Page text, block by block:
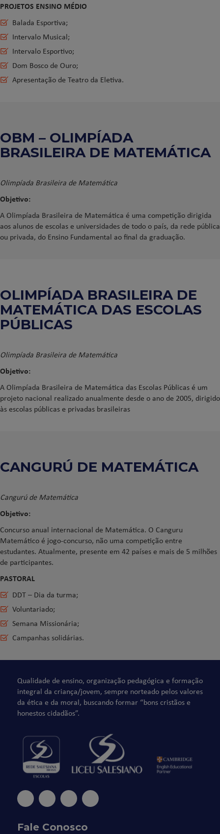
PROJETOS ENSINO MÉDIO
Balada Esportiva;
Intervalo Musical;
Intervalo Esportivo;
Dom Bosco de Ouro;
Apresentação de Teatro da Eletiva.
OBM – OLIMPÍADA
BRASILEIRA DE MATEMÁTICA
Olimpíada Brasileira de Matemática
Objetivo:
A Olimpíada Brasileira de Matemática é uma competição dirigida
aos alunos de escolas e universidades de todo o país, da rede pública
ou privada, do Ensino Fundamental ao final da graduação.
OLIMPÍADA BRASILEIRA DE
MATEMÁTICA DAS ESCOLAS
PÚBLICAS
Olimpíada Brasileira de Matemática
Objetivo:
A Olimpíada Brasileira de Matemática das Escolas Públicas é um
projeto nacional realizado anualmente desde o ano de 2005, dirigido
às escolas públicas e privadas brasileiras
CANGURÚ DE MATEMÁTICA
Cangurú de Matemática
Objetivo:
Concurso anual internacional de Matemática. O Canguru
Matemático é jogo-concurso, não uma competição entre
estudantes. Atualmente, presente em 42 países e mais de 5 milhões
de participantes.
PASTORAL
DDT – Dia da turma;
Voluntariado;
Semana Missionária;
Campanhas solidárias.
Qualidade de ensino, organização pedagógica e formação
integral da criança/jovem, sempre norteado pelos valores
da ética e da moral, buscando formar “bons cristãos e
honestos cidadãos”.
Fale Conosco